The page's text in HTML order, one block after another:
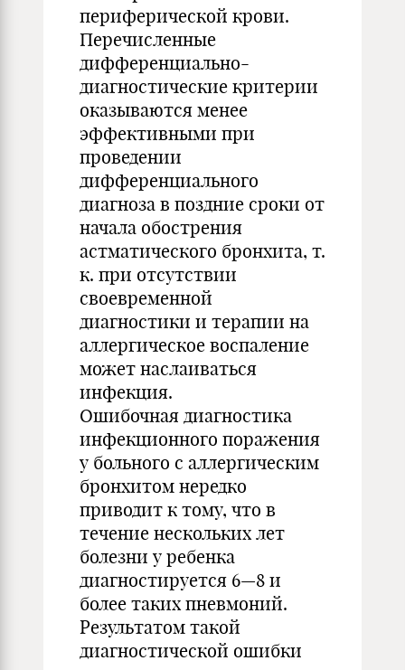
периферической крови.
Перечисленные
дифференциально-
диагностические критерии
оказываются менее
эффективными при
проведении
дифференциального
диагноза в поздние сроки от
начала обострения
астматического бронхита, т.
к. при отсутствии
своевременной
диагностики и терапии на
аллергическое воспаление
может наслаиваться
инфекция.
Ошибочная диагностика
инфекционного поражения
у больного с аллергическим
бронхитом нередко
приводит к тому, что в
течение нескольких лет
болезни у ребенка
диагностируется 6—8 и
более таких пневмоний.
Результатом такой
диагностической ошибки